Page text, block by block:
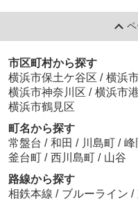
市区町村から探す
横浜市保土ケ谷区 / 横浜
横浜市神奈川区 / 横浜市
横浜市鶴見区
町名から探す
常盤台 / 和田 / 川島町 / 峰
釜台町 / 西川島町 / 山谷
路線から探す
相鉄本線 / ブルーライン /